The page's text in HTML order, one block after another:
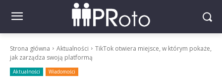
Strona główna Aktualności
TikTok otwiera miejsce, w którym pokaże,
jak zarządza swoją platformą
Aktualności Wiadomości